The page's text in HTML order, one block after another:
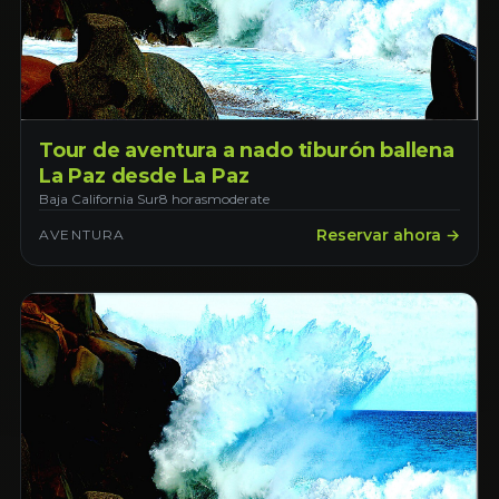
Tour de aventura a nado tiburón ballena
La Paz desde La Paz
Baja California Sur8 horasmoderate
AVENTURA Reservar ahora →